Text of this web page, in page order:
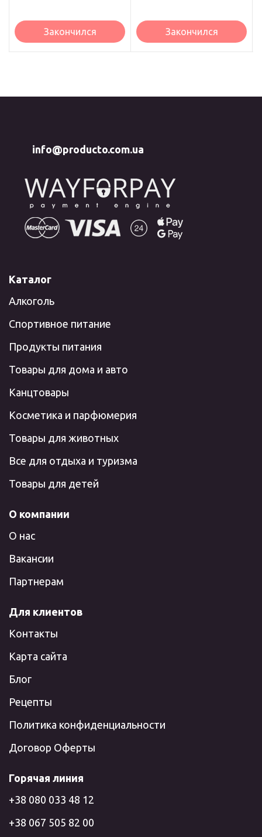
Закончился Закончился
info@producto.com.ua
Каталог
Алкоголь
Спортивное питание
Продукты питания
Товары для дома и авто
Канцтовары
Косметика и парфюмерия
Товары для животных
Все для отдыха и туризма
Товары для детей
О компании
О нас
Вакансии
Партнерам
Для клиентов
Контакты
Карта сайта
Блог
Рецепты
Политика конфиденциальности
Договор Оферты
Горячая линия
+38 080 033 48 12
+38 067 505 82 00